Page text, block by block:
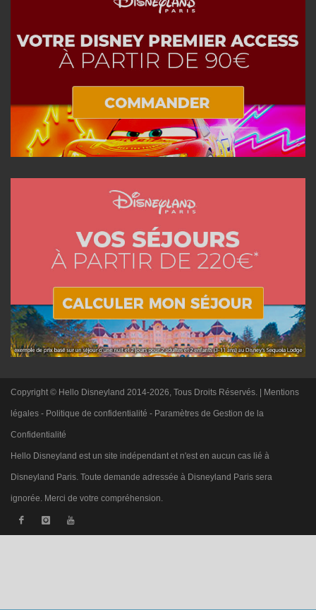
Copyright © Hello Disneyland 2014-2026, Tous Droits Réservés. | Mentions
légales - Politique de confidentialité - Paramètres de Gestion de la
Confidentialité
Hello Disneyland est un site indépendant et n'est en aucun cas lié à
Disneyland Paris. Toute demande adressée à Disneyland Paris sera
ignorée. Merci de votre compréhension.